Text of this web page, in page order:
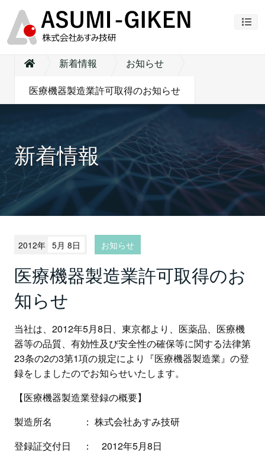
ナビ
新着情報
お知らせ
医療機器製造業許可取得のお知らせ
新着情報
2012年 5月 8日 お知らせ
医療機器製造業許可取得のお
知らせ
当社は、2012年5月8日、東京都より、医薬品、医療機
器等の品質、有効性及び安全性の確保等に関する法律第
23条の2の3第1項の規定により『医療機器製造業』の登
録をしましたのでお知らせいたします。
【医療機器製造業登録の概要】
製造所名 ： 株式会社あすみ技研
登録証交付日 ： 2012年5月8日